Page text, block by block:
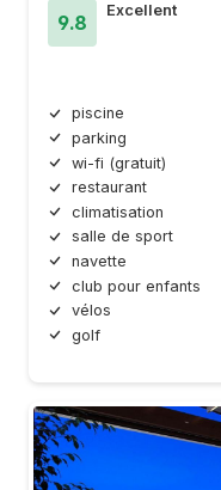
9.8
Excellent
piscine
parking
wi-fi (gratuit)
restaurant
climatisation
salle de sport
navette
club pour enfants
vélos
golf